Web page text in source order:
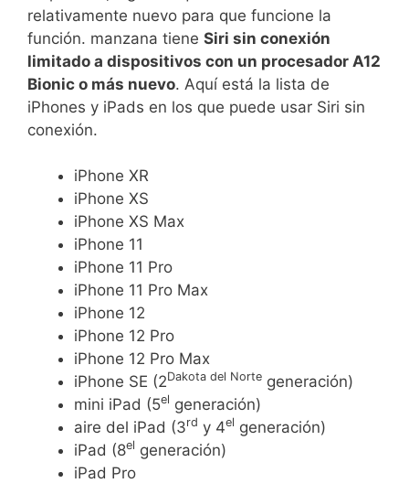
relativamente nuevo para que funcione la
función. manzana tiene Siri sin conexión
limitado a dispositivos con un procesador A12
Bionic o más nuevo. Aquí está la lista de
iPhones y iPads en los que puede usar Siri sin
conexión.
iPhone XR
iPhone XS
iPhone XS Max
iPhone 11
iPhone 11 Pro
iPhone 11 Pro Max
iPhone 12
iPhone 12 Pro
iPhone 12 Pro Max
iPhone SE (2Dakota del Norte generación)
mini iPad (5el generación)
aire del iPad (3rd y 4el generación)
iPad (8el generación)
iPad Pro